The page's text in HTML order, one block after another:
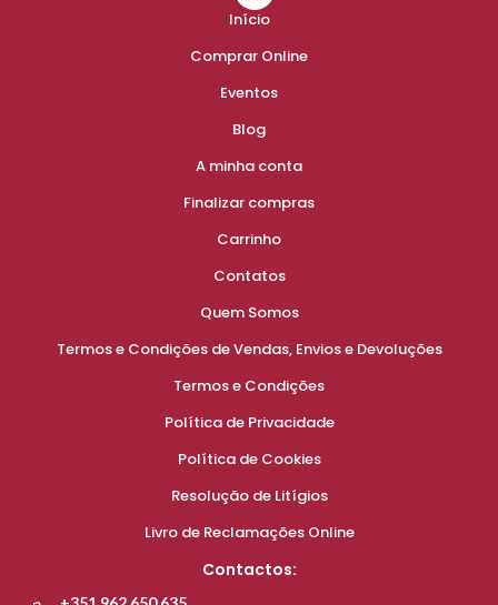
Início
Comprar Online
Eventos
Blog
A minha conta
Finalizar compras
Carrinho
Contatos
Quem Somos
Termos e Condições de Vendas, Envios e Devoluções
Termos e Condições
Política de Privacidade
Política de Cookies
Resolução de Litígios
Livro de Reclamações Online
Contactos: